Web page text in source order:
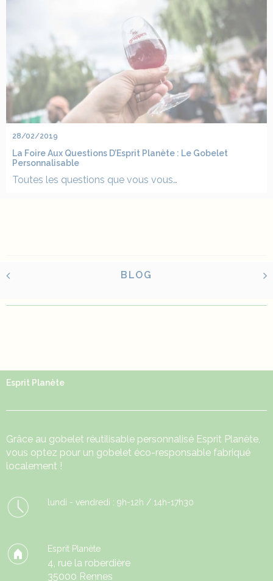
28/02/2019
La Foire Aux Questions D’Esprit Planète : Le Gobelet
Personnalisable
Toutes les questions que vous vous…
BLOG
Esprit Planète
Grâce au gobelet réutilisable personnalisé Esprit Planète,
vous optez pour un gobelet éco-responsable fabriqué
localement !
lundi - vendredi : 9h-12h / 14h-17h30
Esprit Planète
4, rue la roberdière
35000 Rennes